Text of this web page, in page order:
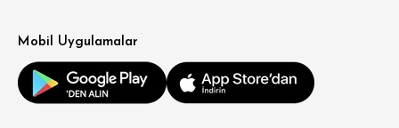
Mobil Uygulamalar